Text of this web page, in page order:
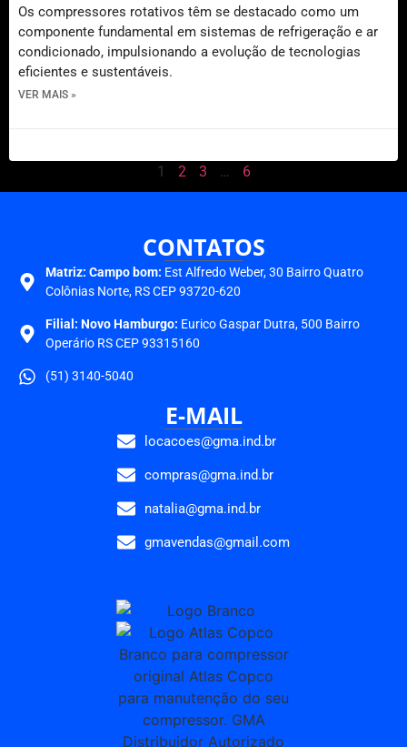
Os compressores rotativos têm se destacado como um
componente fundamental em sistemas de refrigeração e ar
condicionado, impulsionando a evolução de tecnologias
eficientes e sustentáveis.
VER MAIS »
1 2 3 … 6
CONTATOS
Matriz: Campo bom: Est Alfredo Weber, 30 Bairro Quatro
Colônias Norte, RS CEP 93720-620
Filial: Novo Hamburgo: Eurico Gaspar Dutra, 500 Bairro
Operário RS CEP 93315160
(51) 3140-5040
E-MAIL
locacoes@gma.ind.br
compras@gma.ind.br
natalia@gma.ind.br
gmavendas@gmail.com